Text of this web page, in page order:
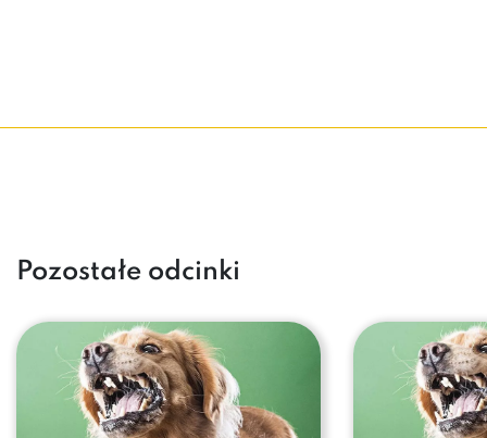
Pozostałe odcinki